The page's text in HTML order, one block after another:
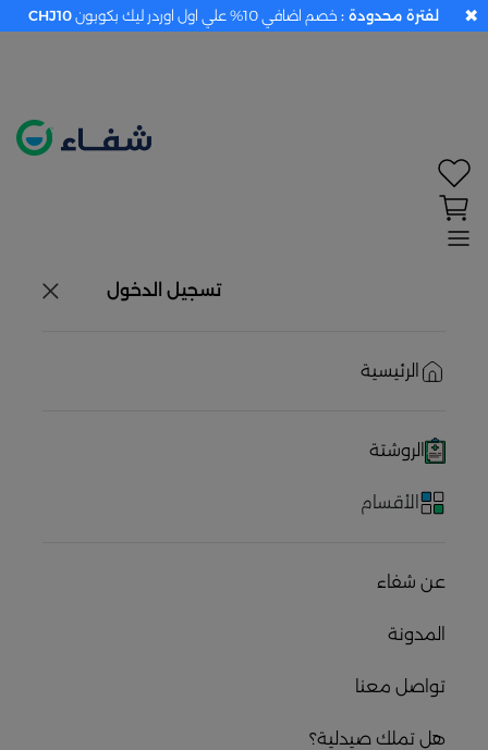
تسجيل الدخول
الرئيسية
الروشتة
الأقسام
عن شفاء
المدونة
تواصل معنا
هل تملك صيدلية؟
لفترة محدودة : خصم اضافي 10% علي اول اوردر ليك بكوبون CHJ10 ✖